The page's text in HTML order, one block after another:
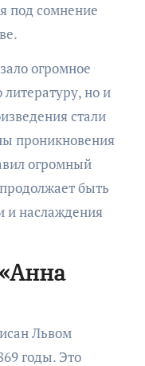
под сомнение
огромное
но и
стали
проникновения
огромный
быть
и наслаждения
Львом
годы. Это